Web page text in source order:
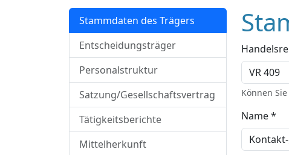
Stammdaten des Trägers
Entscheidungsträger
Personalstruktur
Satzung/Gesellschaftsvertrag
Tätigkeitsberichte
Mittelherkunft
Können
Name *